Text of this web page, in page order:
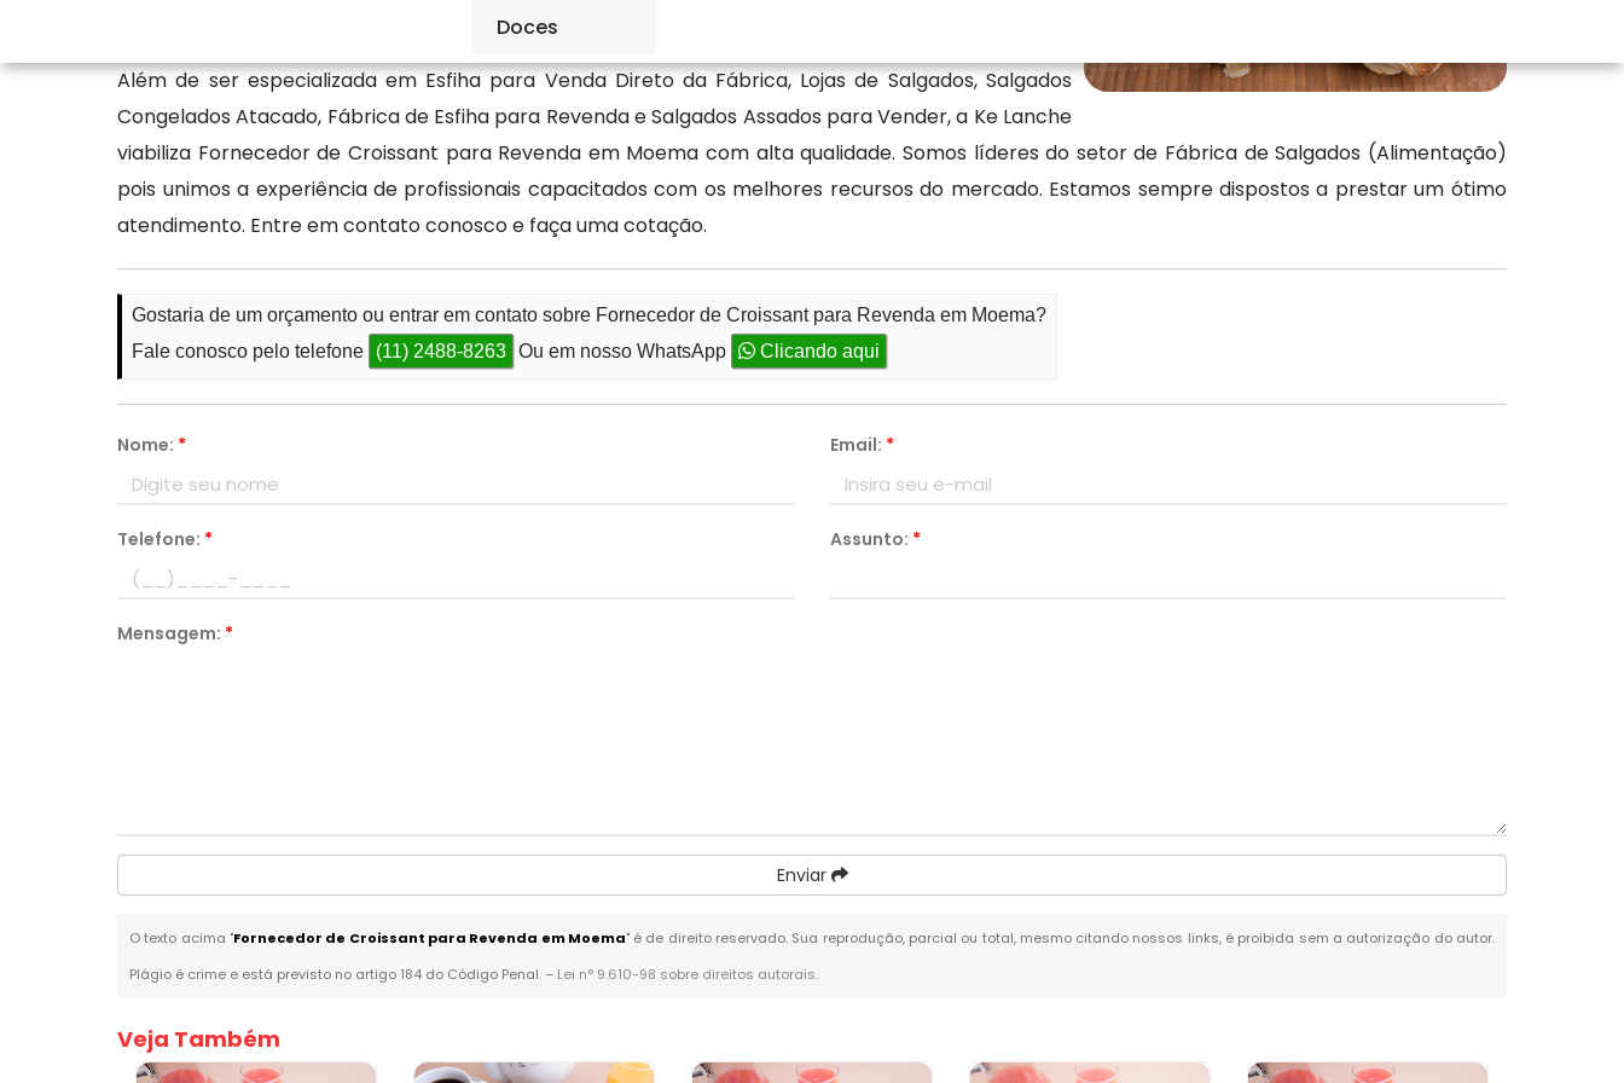
Doces
Além de ser especializada em Esfiha para Venda Direto da Fábrica, Lojas de Salgados, Salgados
Congelados Atacado, Fábrica de Esfiha para Revenda e Salgados Assados para Vender, a Ke Lanche
viabiliza Fornecedor de Croissant para Revenda em Moema com alta qualidade. Somos líderes do setor de Fábrica de Salgados (Alimentação)
pois unimos a experiência de profissionais capacitados com os melhores recursos do mercado. Estamos sempre dispostos a prestar um ótimo
atendimento. Entre em contato conosco e faça uma cotação.
Gostaria de um orçamento ou entrar em contato sobre Fornecedor de Croissant para Revenda em Moema?
Fale conosco pelo telefone
(11) 2488-8263 Ou em nosso WhatsApp Clicando aqui
Nome: * Email: *
Telefone: * Assunto: *
Mensagem: *
Enviar
O texto acima "Fornecedor de Croissant para Revenda em Moema" é de direito reservado. Sua reprodução, parcial ou total, mesmo citando nossos links, é proibida sem a autorização do autor.
Plágio é crime e está previsto no artigo 184 do Código Penal. – Lei n° 9.610-98 sobre direitos autorais.
Veja Também